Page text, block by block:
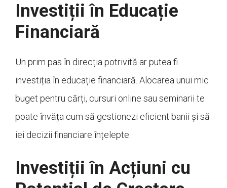
Investiții în Educație
Financiară
Un prim pas în direcția potrivită ar putea fi
investiția în educație financiară. Alocarea unui mic
buget pentru cărți, cursuri online sau seminarii te
poate învăța cum să gestionezi eficient banii și să
iei decizii financiare înțelepte.
Investiții în Acțiuni cu